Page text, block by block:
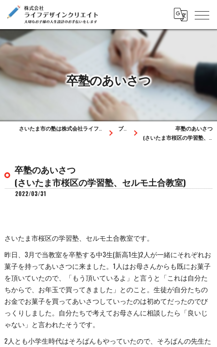
卒塾のあいさつ
ブログ
卒塾のあいさつ
(さいたま市桜区の学習塾、セルモ土合教室)
卒塾のあいさつ
(さいたま市桜区の学習塾、セルモ土合教室)
2022/03/31
さいたま市桜区の学習塾、セルモ土合教室です。
昨日、3月で当教室を卒塾する中3生(新高1生)2人が一緒にそれぞれお
菓子を持ってあいさつに来ました。1人はお母さんからも既にお菓子
を頂いていたので、「もう頂いているよ」と言うと「これは自分た
ちからで、お年玉で買ってきました」とのこと。生徒が自分たちの
お金でお菓子を買ってあいさつしていったのは初めてだったのでび
っくりしました。自分たちで考えてお母さんに相談したら「良いじ
ゃない」と言われたそうです。
2人とも小学生時代はそろばんもやっていたので、そろばんの先生た